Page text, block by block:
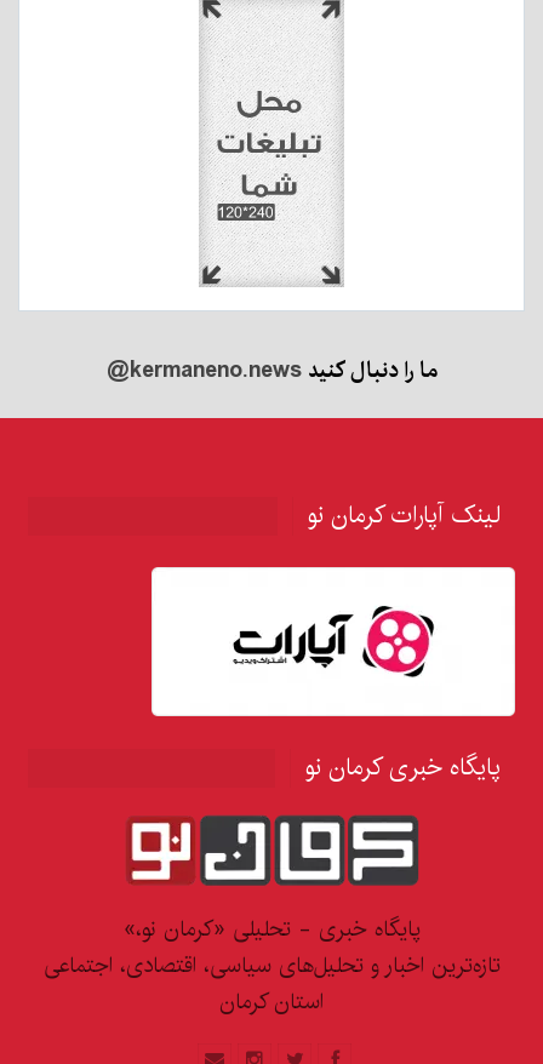
ما را دنبال کنید@kermaneno.news
لینک آپارات کرمان نو
پایگاه خبری کرمان نو
پایگاه خبری - تحلیلی «کرمان نو،»
تازه‌ترین اخبار و تحلیل‌های سیاسی، اقتصادی، اجتماعی
استان کرمان